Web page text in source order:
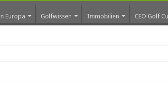
Europa Golfwissen Immobilien CEO Golf
G